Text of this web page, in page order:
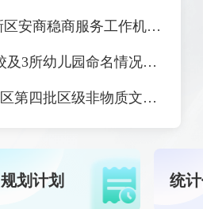
济南高新区管委会 关于印发济南高新区安商稳商服务工作机制的通知
济南高新区管委会关于高新区1所学校及3所幼儿园命名情况的批复
济南高新区管委会关于公布济南高新区第四批区级非物质文化遗产代表性项目名录及第四批区级非物质文化遗产项目代表性传承人名单的通知
规划计划 统